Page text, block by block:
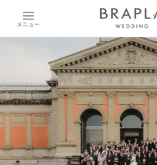
メニュー